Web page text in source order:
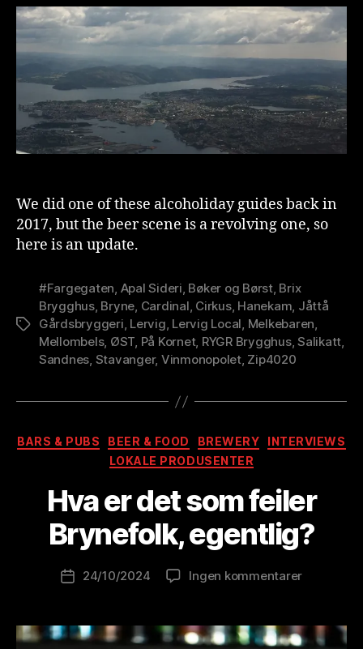
o
n
is
t
–
Another
weekend
in
We did one of these alcoholiday guides back in
2017, but the beer scene is a revolving one, so
here is an update.
Stikkord
#Fargegaten, Apal Sideri, Bøker og Børst, Brix
Brygghus, Bryne, Cardinal, Cirkus, Hanekam, Jåttå
Gårdsbryggeri, Lervig, Lervig Local, Melkebaren,
Mellombels, ØST, På Kornet, RYGR Brygghus,Salikatt,
Sandnes, Stavanger, Vinmonopolet, Zip4020
Kategorier
BARS & PUBS BEER & FOOD BREWERY
INTERVIEWS
LOKALE PRODUSENTER
Hva er det som feiler
Brynefolk, egentlig?
Innleggsforfatter
A
v
r
w
l
o
Publiseringsdato
24/10/2024 Ingen kommentarertil
det